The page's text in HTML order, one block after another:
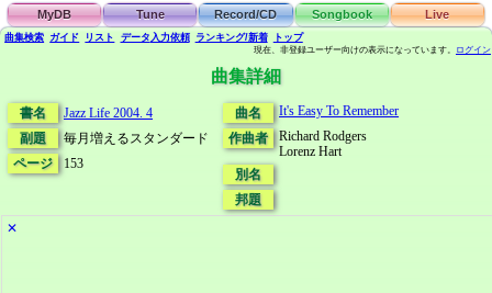
MyDB Tune Record/CD Songbook Live
曲集検索 ガイド リスト データ 入力依頼 ランキング/新着 トップ
現在、非登録ユーザー向けの表示になっています。 ログイン
曲集詳細
書名
Jazz Life 2004. 4
副題
毎月増えるスタンダード
ページ
153
曲名
It's Easy To Remember
作曲者
Richard Rodgers
Lorenz Hart
別名
邦題
✕